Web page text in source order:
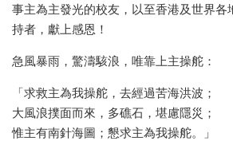
事主為主發光的校友，以至香港及世界各
持者，獻上感恩！
急風暴雨，驚濤駭浪，唯靠上主操舵：
「求救主為我操舵，去經過苦海洪波；
大風浪撲面而來，多礁石，堪慮隱災；
惟主有南針海圖；懇求主為我操舵。」